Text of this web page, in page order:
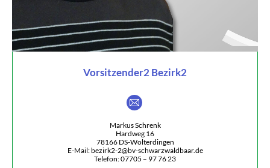
Vorsitzender2 Bezirk2
Markus Schrenk
Hardweg 16
78166 DS-Wolterdingen
E-Mail: bezirk2-2@bv-schwarzwaldbaar.de
Telefon: 07705 – 97 76 23
E-
mail